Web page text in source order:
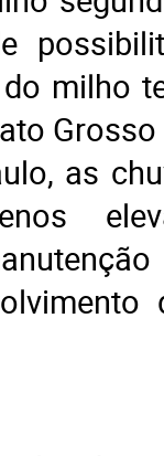
milho
as